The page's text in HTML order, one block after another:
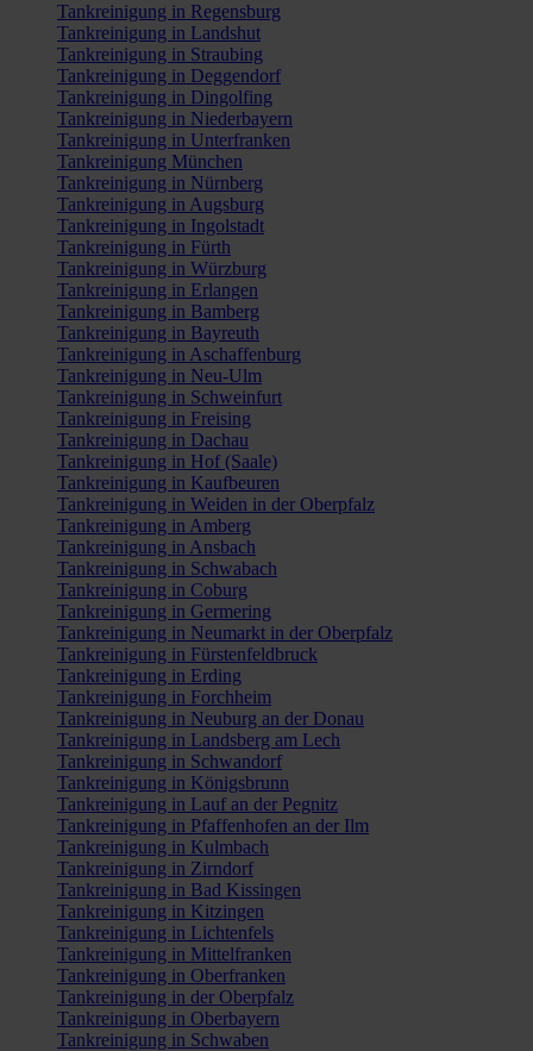
Tankreinigung in Regensburg
Tankreinigung in Landshut
Tankreinigung in Straubing
Tankreinigung in Deggendorf
Tankreinigung in Dingolfing
Tankreinigung in Niederbayern
Tankreinigung in Unterfranken
Tankreinigung München
Tankreinigung in Nürnberg
Tankreinigung in Augsburg
Tankreinigung in Ingolstadt
Tankreinigung in Fürth
Tankreinigung in Würzburg
Tankreinigung in Erlangen
Tankreinigung in Bamberg
Tankreinigung in Bayreuth
Tankreinigung in Aschaffenburg
Tankreinigung in Neu-Ulm
Tankreinigung in Schweinfurt
Tankreinigung in Freising
Tankreinigung in Dachau
Tankreinigung in Hof (Saale)
Tankreinigung in Kaufbeuren
Tankreinigung in Weiden in der Oberpfalz
Tankreinigung in Amberg
Tankreinigung in Ansbach
Tankreinigung in Schwabach
Tankreinigung in Coburg
Tankreinigung in Germering
Tankreinigung in Neumarkt in der Oberpfalz
Tankreinigung in Fürstenfeldbruck
Tankreinigung in Erding
Tankreinigung in Forchheim
Tankreinigung in Neuburg an der Donau
Tankreinigung in Landsberg am Lech
Tankreinigung in Schwandorf
Tankreinigung in Königsbrunn
Tankreinigung in Lauf an der Pegnitz
Tankreinigung in Pfaffenhofen an der Ilm
Tankreinigung in Kulmbach
Tankreinigung in Zirndorf
Tankreinigung in Bad Kissingen
Tankreinigung in Kitzingen
Tankreinigung in Lichtenfels
Tankreinigung in Mittelfranken
Tankreinigung in Oberfranken
Tankreinigung in der Oberpfalz
Tankreinigung in Oberbayern
Tankreinigung in Schwaben